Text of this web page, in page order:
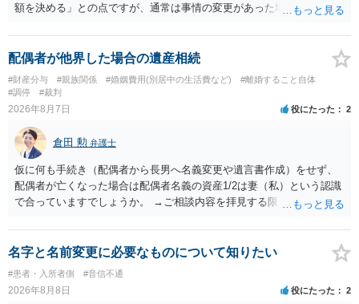
額を決める」との点ですが、通常は事情の変更があった場合に変更し
来なかった事情の変更により双方協議の上増減出来る」と「通知義務
に勤務先」が含まれているので、私に収入が入った事は相手に通知が
行く事になり、上記のような文言が無くても養育費の見直しは適宜出
来るかと思うのですが違うのでしょうか？との点はそのとおりかと思
います。養育費は事情の変更があった場合に変更するので毎年見直す
配偶者が他界した場合の遺産相続
#財産分与 #親族関係 #婚姻費用(別居中の生活費など)
#離婚すること自体
#調停
#裁判
2026年8月7日 役にたった 2
倉田 勲 弁護士
仮に何も手続き（配偶者から長男へ名義変更や遺言書作成）をせず、
配偶者が亡くなった場合は配偶者名義の資産1/2は妻（私）という認識
で合っていますでしょうか。 →ご相談内容を拝見する限りでは、その
完全に所有する場合は、他の相続人に対して自宅の評価額の１/２の代
償金の支払いが必要になります。
名字と名前変更に必要なものについて知りたい
#患者・入所者側 #音信不通
2026年8月8日 役にたった 2